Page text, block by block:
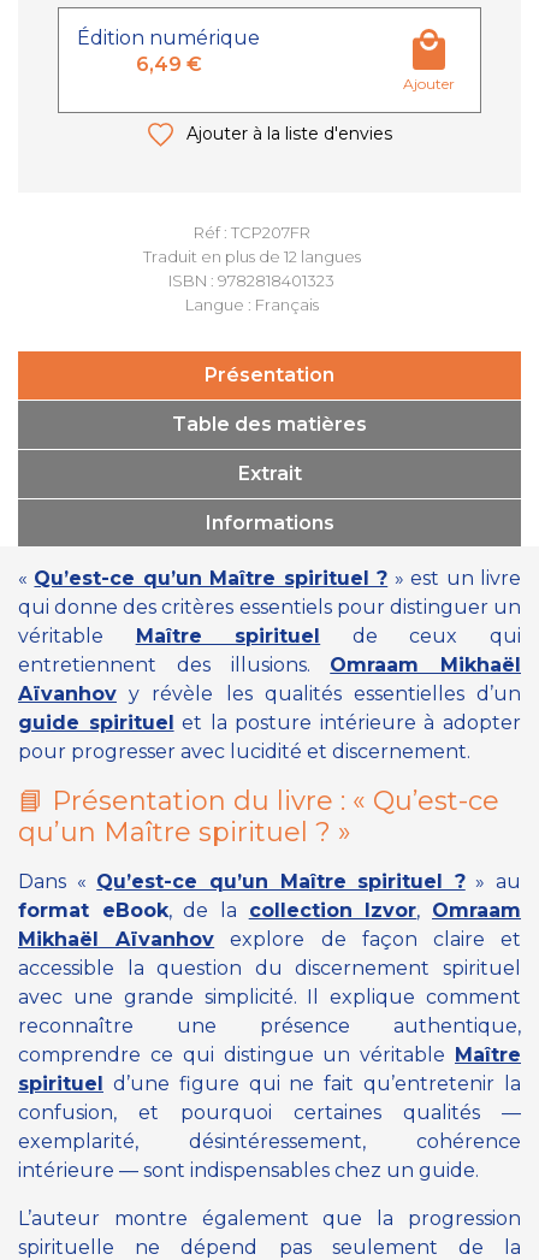
Réf : TCP207FR
Traduit en plus de 12 langues
ISBN : 9782818401323
Langue : Français
Édition numérique
6,49 €
Ajouter
Ajouter à la liste d'envies
Présentation
Table des matières
Extrait
Informations
« Qu’est-ce qu’un Maître spirituel ? » est un livre
qui donne des critères essentiels pour distinguer un
véritable Maître spirituel de ceux qui
entretiennent des illusions. Omraam Mikhaël
Aïvanhov y révèle les qualités essentielles d’un
guide spirituel et la posture intérieure à adopter
pour progresser avec lucidité et discernement.
📘 Présentation du livre : « Qu’est-ce
qu’un Maître spirituel ? »
Dans « Qu’est-ce qu’un Maître spirituel ?» au
format eBook, de la collection Izvor, Omraam
Mikhaël Aïvanhov explore de façon claire et
accessible la question du discernement spirituel
avec une grande simplicité. Il explique comment
reconnaître une présence authentique,
comprendre ce qui distingue un véritable Maître
spirituel d’une figure qui ne fait qu’entretenir la
confusion, et pourquoi certaines qualités —
exemplarité, désintéressement, cohérence
intérieure — sont indispensables chez un guide.
L’auteur montre également que la progression
spirituelle ne dépend pas seulement de la